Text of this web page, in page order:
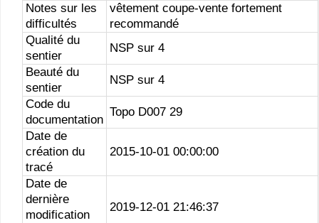
Notes sur les
difficultés
vêtement coupe-vente fortement
recommandé
Qualité du
sentier
NSP sur 4
Beauté du
sentier
NSP sur 4
Code du
documentation
Topo D007 29
Date de
création du
tracé
2015-10-01 00:00:00
Date de
dernière
modification
2019-12-01 21:46:37